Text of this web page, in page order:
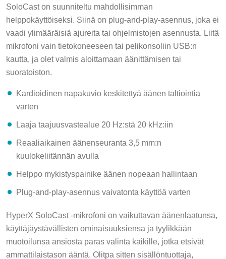
SoloCast on suunniteltu mahdollisimman
helppokäyttöiseksi. Siinä on plug-and-play-asennus, joka ei
vaadi ylimääräisiä ajureita tai ohjelmistojen asennusta. Liitä
mikrofoni vain tietokoneeseen tai pelikonsoliin USB:n
kautta, ja olet valmis aloittamaan äänittämisen tai
suoratoiston.
Kardioidinen napakuvio keskitettyä äänen taltiointia
varten
Laaja taajuusvastealue 20 Hz:stä 20 kHz:iin
Reaaliaikainen äänenseuranta 3,5 mm:n
kuulokeliitännän avulla
Helppo mykistyspainike äänen nopeaan hallintaan
Plug-and-play-asennus vaivatonta käyttöä varten
HyperX SoloCast -mikrofoni on vaikuttavan äänenlaatunsa,
käyttäjäystävällisten ominaisuuksiensa ja tyylikkään
muotoilunsa ansiosta paras valinta kaikille, jotka etsivät
ammattilaistason ääntä. Olitpa sitten sisällöntuottaja,